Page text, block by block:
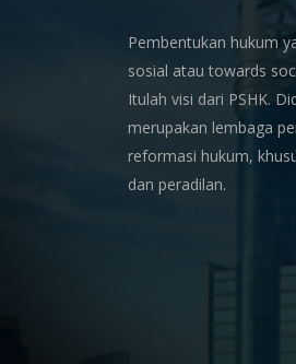
Pembentukan hukum
sosial atau towards
Itulah visi dari PSHK.
merupakan lembaga
reformasi hukum,
dan peradilan.